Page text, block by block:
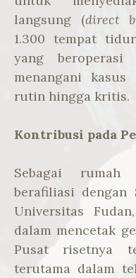
langsung (direct
1.300 tempat
yang
menangani
rutin hingga kritis.
Kontribusi pada
Sebagai
berafiliasi dengan
Universitas
dalam mencetak
Pusat risetnya
terutama dalam